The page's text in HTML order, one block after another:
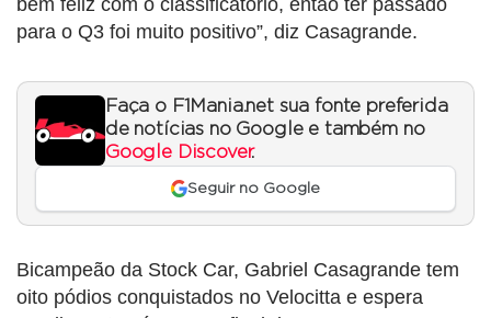
para o Q3 foi muito positivo”, diz Casagrande.
Faça o F1Mania.net sua fonte preferida
de notícias no Google e também no
Google Discover.
Seguir no Google
Bicampeão da Stock Car, Gabriel Casagrande tem
oito pódios conquistados no Velocitta e espera